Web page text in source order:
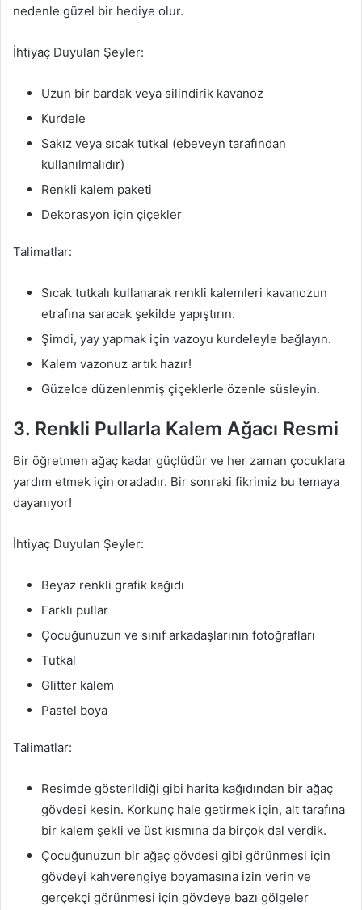
nedenle güzel bir hediye olur.
İhtiyaç Duyulan Şeyler:
Uzun bir bardak veya silindirik kavanoz
Kurdele
Sakız veya sıcak tutkal (ebeveyn tarafından
kullanılmalıdır)
Renkli kalem paketi
Dekorasyon için çiçekler
Talimatlar:
Sıcak tutkalı kullanarak renkli kalemleri kavanozun
etrafına saracak şekilde yapıştırın.
Şimdi, yay yapmak için vazoyu kurdeleyle bağlayın.
Kalem vazonuz artık hazır!
Güzelce düzenlenmiş çiçeklerle özenle süsleyin.
3. Renkli Pullarla Kalem Ağacı Resmi
Bir öğretmen ağaç kadar güçlüdür ve her zaman çocuklara
yardım etmek için oradadır. Bir sonraki fikrimiz bu temaya
dayanıyor!
İhtiyaç Duyulan Şeyler:
Beyaz renkli grafik kağıdı
Farklı pullar
Çocuğunuzun ve sınıf arkadaşlarının fotoğrafları
Tutkal
Glitter kalem
Pastel boya
Talimatlar:
Resimde gösterildiği gibi harita kağıdından bir ağaç
gövdesi kesin. Korkunç hale getirmek için, alt tarafına
bir kalem şekli ve üst kısmına da birçok dal verdik.
Çocuğunuzun bir ağaç gövdesi gibi görünmesi için
gövdeyi kahverengiye boyamasına izin verin ve
gerçekçi görünmesi için gövdeye bazı gölgeler